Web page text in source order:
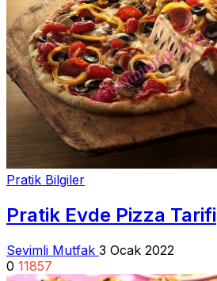
Pratik Bilgiler
Pratik Evde Pizza Tarifi
Sevimli Mutfak 3 Ocak 2022
0 11857